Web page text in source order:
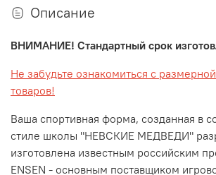
Описание
ВНИМАНИЕ! Стандартный срок
Не забудьте ознакомиться с
товаров!
Ваша спортивная форма, созданная в
стиле школы "НЕВСКИЕ МЕДВЕДИ"
изготовлена известным российским
ENSEN - основным поставщиком